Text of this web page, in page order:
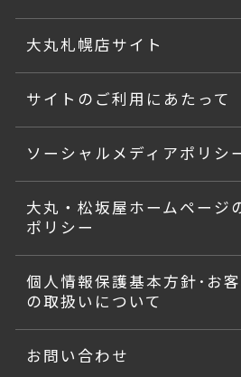
大丸札幌店サイト
サイトのご利用にあたって
ソーシャルメディアポリシ
大丸・松坂屋ホームページ
ポリシー
個人情報保護基本方針･お
の取扱いについて
お問い合わせ